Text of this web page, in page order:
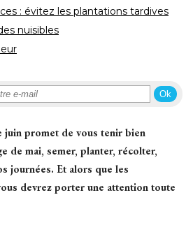
: évitez les plantations tardives
nuisibles
Ok
juin promet de vous tenir bien
de mai, semer, planter, récolter,
journées. Et alors que les
devrez porter une attention toute